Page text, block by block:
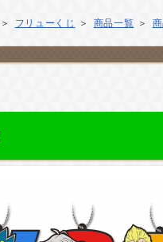
フリューくじ 商品一覧